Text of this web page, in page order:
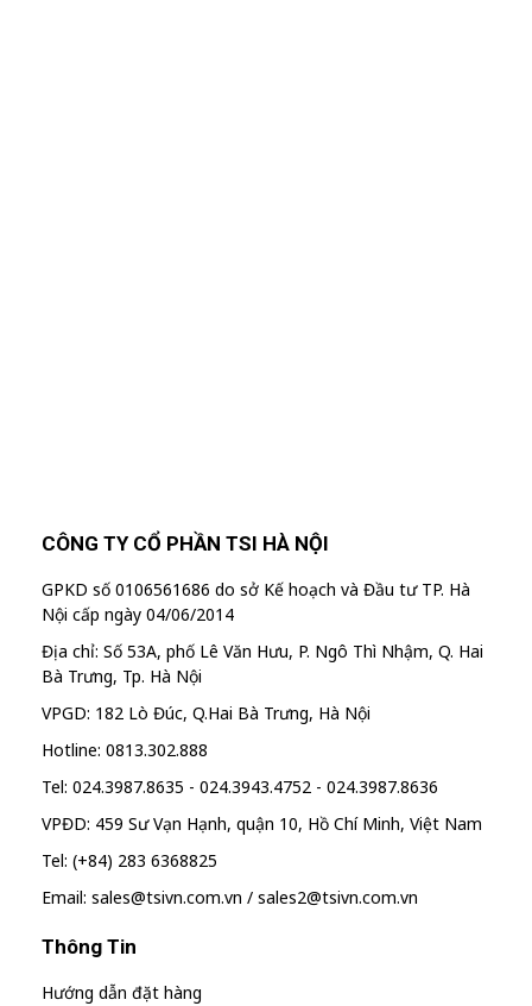
CÔNG TY CỔ PHẦN TSI HÀ NỘI
GPKD số 0106561686 do sở Kế hoạch và Đầu tư TP. Hà
Nội cấp ngày 04/06/2014
Địa chỉ: Số 53A, phố Lê Văn Hưu, P. Ngô Thì Nhậm, Q. Hai
Bà Trưng, Tp. Hà Nội
VPGD: 182 Lò Đúc, Q.Hai Bà Trưng, Hà Nội
Hotline: 0813.302.888
Tel: 024.3987.8635 - 024.3943.4752 - 024.3987.8636
VPĐD: 459 Sư Vạn Hạnh, quận 10, Hồ Chí Minh, Việt Nam
Tel: (+84) 283 6368825
Email: sales@tsivn.com.vn / sales2@tsivn.com.vn
Thông Tin
Hướng dẫn đặt hàng